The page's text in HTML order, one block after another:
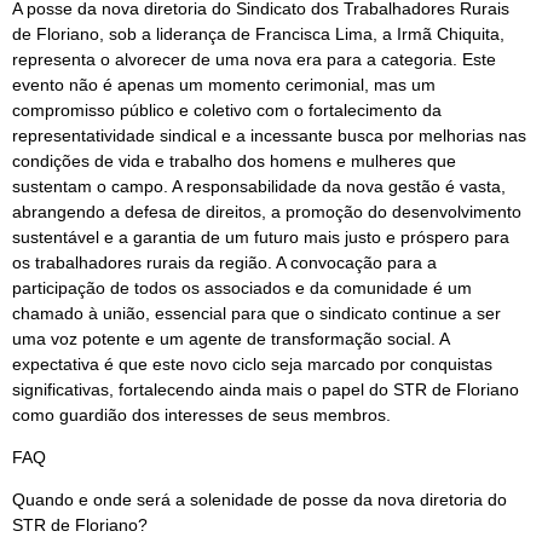
A posse da nova diretoria do Sindicato dos Trabalhadores Rurais
de Floriano, sob a liderança de Francisca Lima, a Irmã Chiquita,
representa o alvorecer de uma nova era para a categoria. Este
evento não é apenas um momento cerimonial, mas um
compromisso público e coletivo com o fortalecimento da
representatividade sindical e a incessante busca por melhorias nas
condições de vida e trabalho dos homens e mulheres que
sustentam o campo. A responsabilidade da nova gestão é vasta,
abrangendo a defesa de direitos, a promoção do desenvolvimento
sustentável e a garantia de um futuro mais justo e próspero para
os trabalhadores rurais da região. A convocação para a
participação de todos os associados e da comunidade é um
chamado à união, essencial para que o sindicato continue a ser
uma voz potente e um agente de transformação social. A
expectativa é que este novo ciclo seja marcado por conquistas
significativas, fortalecendo ainda mais o papel do STR de Floriano
como guardião dos interesses de seus membros.
FAQ
Quando e onde será a solenidade de posse da nova diretoria do
STR de Floriano?